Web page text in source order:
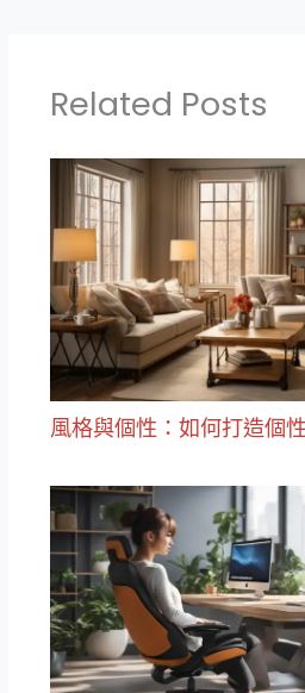
Related Posts
風格與個性：如何打造個